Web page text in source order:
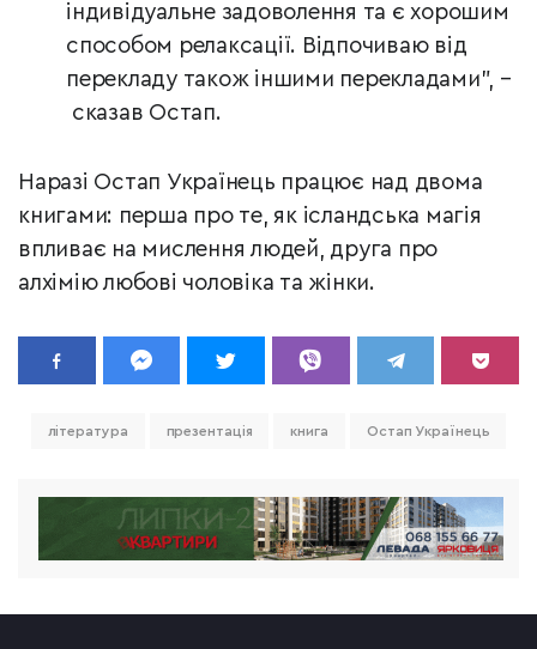
індивідуальне задоволення та є хорошим
способом релаксації. Відпочиваю від
перекладу також іншими перекладами", –
сказав Остап.
Наразі Остап Українець працює над двома
книгами: перша про те, як ісландська магія
впливає на мислення людей, друга про
алхімію любові чоловіка та жінки.
література презентація книга Остап Українець